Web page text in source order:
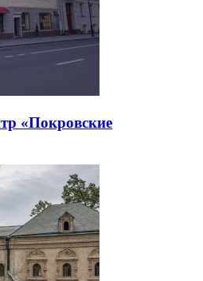
«Покровские